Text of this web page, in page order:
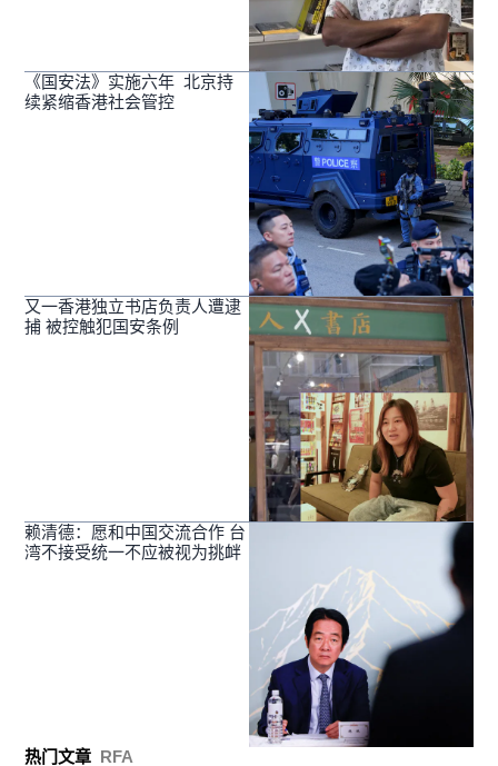
《国安法》实施六年 北京持
续紧缩香港社会管控
又一香港独立书店负责人遭逮
捕 被控触犯国安条例
赖清德：愿和中国交流合作 台
湾不接受统一不应被视为挑衅
热门文章 RFA